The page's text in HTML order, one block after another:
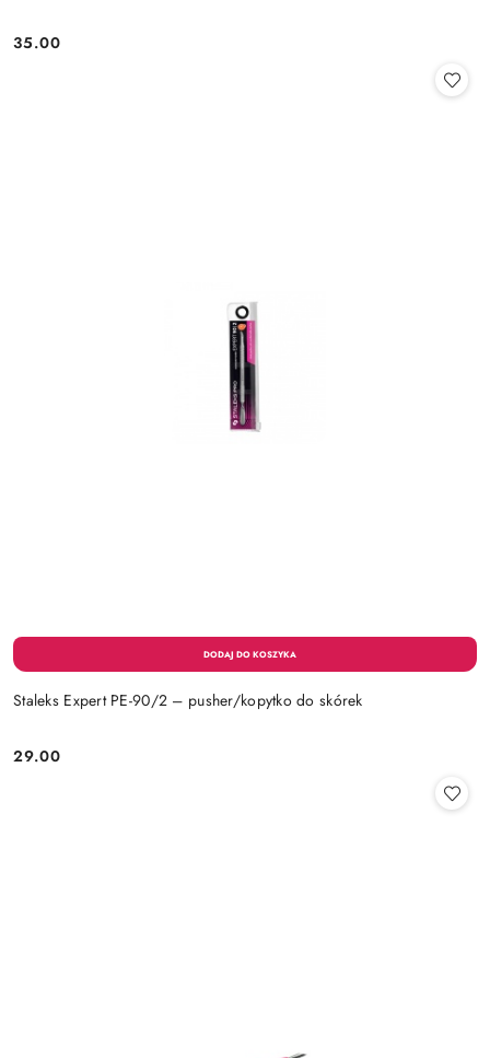
Cena:
35.00
Staleks Expert PE-90/2 – pusher/kopytko do skórek
Cena:
29.00